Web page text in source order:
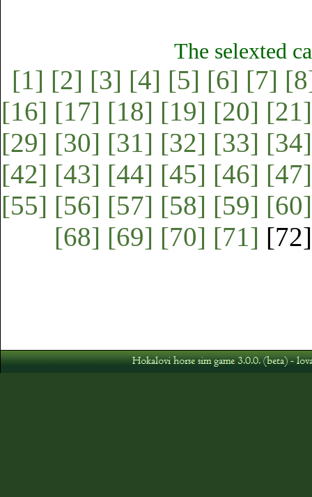
The selexted
[1] [2] [3] [4] [5] [6] [7]
[16] [17] [18] [19] [20] [21]
[29] [30] [31] [32] [33] [34]
[42] [43] [44] [45] [46] [47]
[55] [56] [57] [58] [59] [60]
[68] [69] [70] [71]